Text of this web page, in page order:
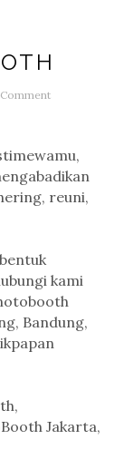
reuni,
kami
Bandung,
Jakarta,